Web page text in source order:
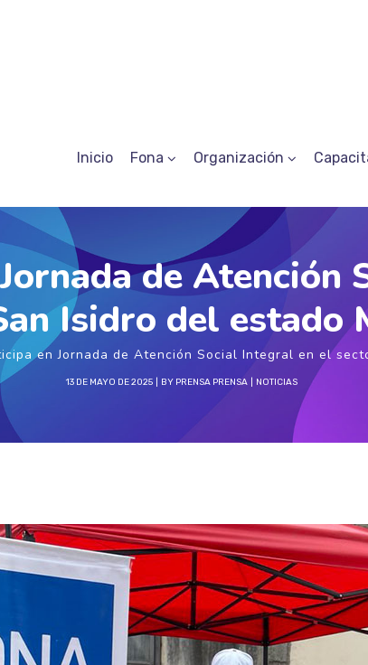
Inicio Fona Organización
de Atención
Isidro del estado
en Jornada de Atención Social Integral en el
13 DE MAYO DE 2025 BY PRENSA PRENSA NOTICIAS